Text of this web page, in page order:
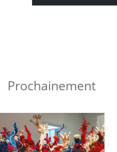
Prochainement